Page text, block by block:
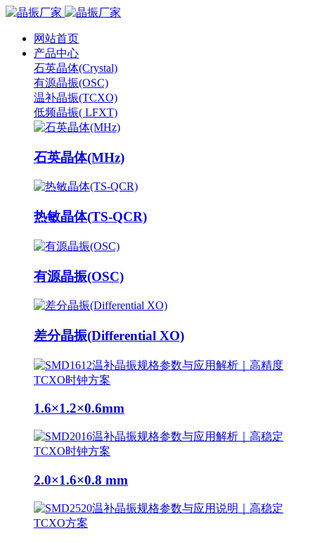
网站首页
产品中心
石英晶体(Crystal)
有源晶振(OSC)
温补晶振(TCXO)
低频晶振( LFXT)
石英晶体(MHz)
热敏晶体(TS-QCR)
有源晶振(OSC)
差分晶振(Differential XO)
1.6×1.2×0.6mm
2.0×1.6×0.8 mm